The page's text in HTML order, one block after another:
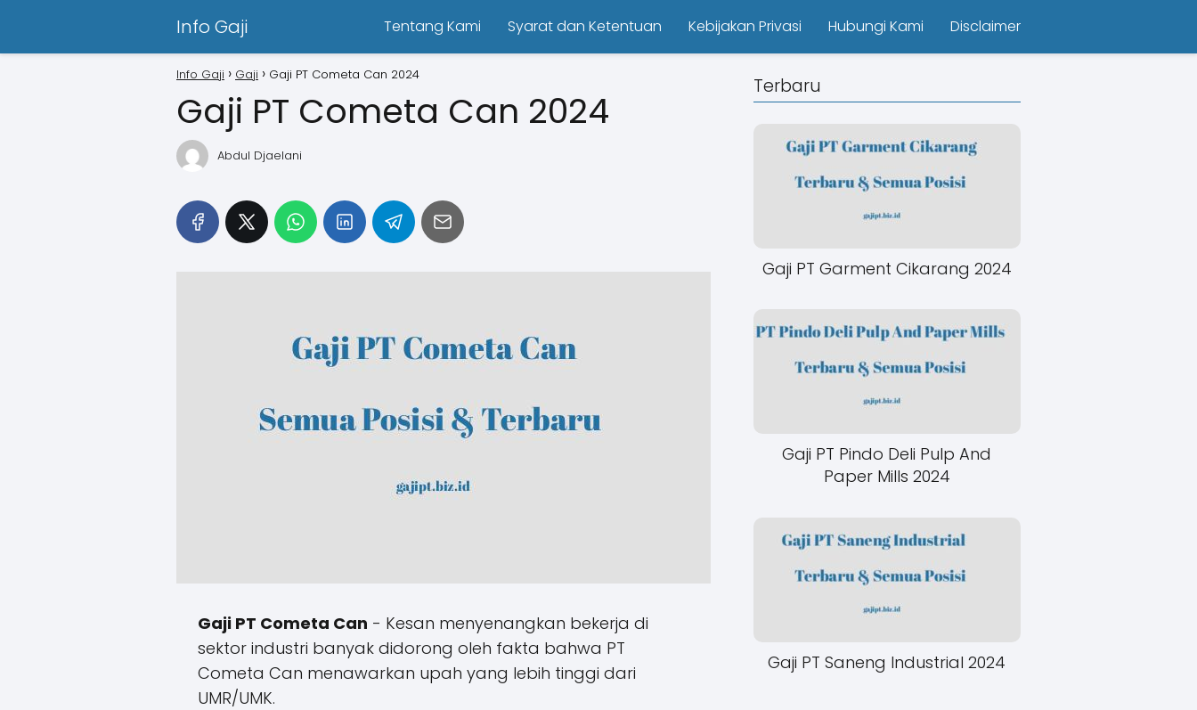
Info Gaji Tentang Kami Syarat dan Ketentuan Kebijakan Privasi Hubungi Kami Disclaimer
Info Gaji Gaji Gaji PT Cometa Can 2024
Gaji PT Cometa Can 2024
Abdul Djaelani
Gaji PT Cometa Can - Kesan menyenangkan bekerja di
sektor industri banyak didorong oleh fakta bahwa PT
Cometa Can menawarkan upah yang lebih tinggi dari
UMR/UMK.
Terbaru
Gaji PT Garment Cikarang 2024
Gaji PT Pindo Deli Pulp And
Paper Mills 2024
Gaji PT Saneng Industrial 2024